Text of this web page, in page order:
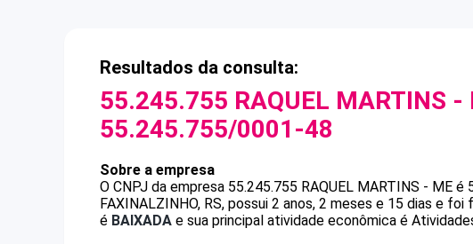
Resultados da consulta:
55.245.755 RAQUEL MARTINS -
55.245.755/0001-48
Sobre a empresa
O CNPJ da empresa 55.245.755 RAQUEL MARTINS - ME é
FAXINALZINHO, RS, possui 2 anos, 2 meses e 15 dias e
é BAIXADA e sua principal atividade econômica é